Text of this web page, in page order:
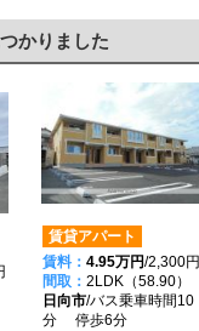
かりました
賃貸アパート
賃料： 4.95万円/2,300円
間取： 2LDK（58.90）
日向市/バス乗車時間10
分 停歩6分